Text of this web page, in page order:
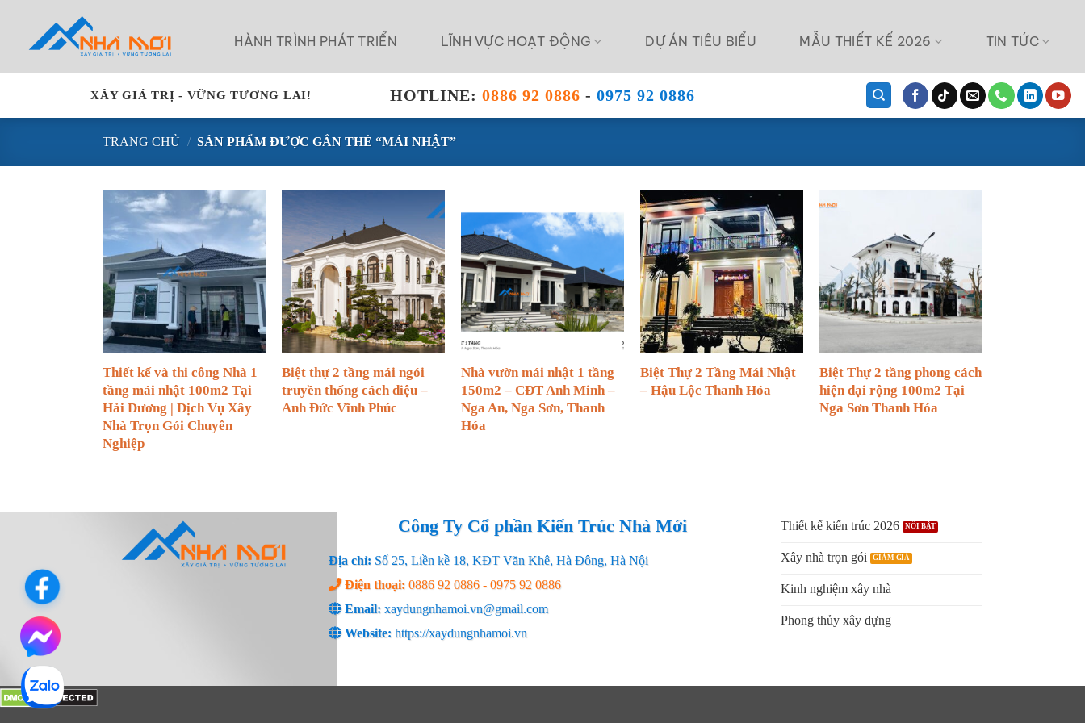
dung
HÀNH TRÌNH PHÁT TRIỂN LĨNH VỰC HOẠT ĐỘNG DỰ ÁN TIÊU BIỂU MẪU THIẾT KẾ 2026 TIN TỨC
XÂY GIÁ TRỊ - VỮNG TƯƠNG LAI! HOTLINE: 0886 92 0886 - 0975 92 0886
TRANG CHỦ / SẢN PHẨM ĐƯỢC GẮN THẺ “MÁI NHẬT”
Thiết kế và thi công Nhà 1
tầng mái nhật 100m2 Tại
Hải Dương | Dịch Vụ Xây
Nhà Trọn Gói Chuyên
Nghiệp
Biệt thự 2 tầng mái ngói
truyền thống cách điệu –
Anh Đức Vĩnh Phúc
Nhà vườn mái nhật 1 tầng
150m2 – CĐT Anh Minh –
Nga An, Nga Sơn, Thanh
Hóa
Biệt Thự 2 Tầng Mái Nhật
– Hậu Lộc Thanh Hóa
Biệt Thự 2 tầng phong cách
hiện đại rộng 100m2 Tại
Nga Sơn Thanh Hóa
Công Ty Cổ phần Kiến Trúc Nhà Mới
Địa chỉ: Số 25, Liền kề 18, KĐT Văn Khê, Hà Đông, Hà Nội
Điện thoại: 0886 92 0886 - 0975 92 0886
Email: xaydungnhamoi.vn@gmail.com
Website: https://xaydungnhamoi.vn
Thiết kế kiến trúc 2026
Xây nhà trọn gói
Kinh nghiệm xây nhà
Phong thủy xây dựng